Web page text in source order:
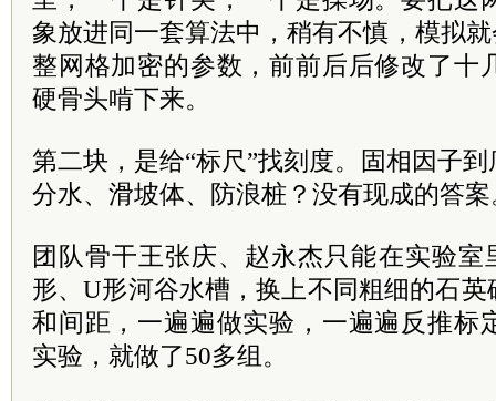
象放进同一套算法中，稍有不慎，模拟
整网格加密的参数，前前后后修改了十
硬骨头啃下来。
第二块，是给“标尺”找刻度。固相因子
分水、滑坡体、防浪桩？没有现成的答案
团队骨干王张庆、赵永杰只能在实验
形、U形河谷水槽，换上不同粗细的石
和间距，一遍遍做实验，一遍遍反推标
实验，就做了50多组。